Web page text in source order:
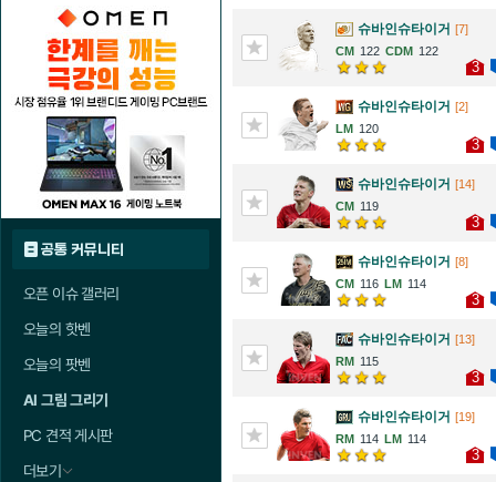
공통 커뮤니티
오픈 이슈 갤러리
오늘의 핫벤
오늘의 팟벤
AI 그림 그리기
PC 견적 게시판
더보기
슈바인슈타이거 [7]
122
122
3
슈바인슈타이거 [2]
120
3
슈바인슈타이거 [14]
119
3
슈바인슈타이거 [8]
116
114
3
슈바인슈타이거 [13]
115
3
슈바인슈타이거 [19]
114
114
3